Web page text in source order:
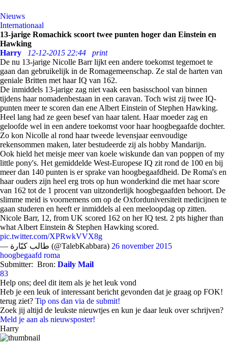
Nieuws
Internationaal
13-jarige Romachick scoort twee punten hoger dan Einstein en
Hawking
Harry
12-12-2015 22:44
print
De nu 13-jarige Nicolle Barr lijkt een andere toekomst tegemoet te
gaan dan gebruikelijk in de Romagemeenschap. Ze stal de harten van
geniale Britten met haar IQ van 162.
De inmiddels 13-jarige zag niet vaak een basisschool van binnen
tijdens haar nomadenbestaan in een caravan. Toch wist zij twee IQ-
punten meer te scoren dan ene Albert Einstein of Stephen Hawking.
Heel lang had ze geen besef van haar talent. Haar moeder zag en
geloofde wel in een andere toekomst voor haar hoogbegaafde dochter.
Zo kon Nicolle al rond haar tweede levensjaar eenvoudige
rekensommen maken, later bestudeerde zij als hobby Mandarijn.
Ook hield het meisje meer van koele wiskunde dan van poppen of my
little pony's. Het gemiddelde West-Europese IQ zit rond de 100 en bij
meer dan 140 punten is er sprake van hoogbegaafdheid. De Roma's en
haar ouders zijn heel erg trots op hun wonderkind die met haar score
van 162 tot de 1 procent van uitzonderlijk hoogbegaafden behoort. De
slimme meid is voornemens om op de Oxforduniversiteit medicijnen te
gaan studeren en heeft er inmiddels al een meeloopdag op zitten.
Nicole Barr, 12, from UK scored 162 on her IQ test. 2 pts higher than
what Albert Einstein & Stephen Hawking scored.
pic.twitter.com/XPRwkVVX8g
— طالب كبّارة (@TalebKabbara) 26 november 2015
hoogbegaafd roma
Submitter: Bron: Daily Mail
83
Help ons; deel dit item als je het leuk vond
Heb je een leuk of interessant bericht gevonden dat je graag op FOK!
terug ziet? Tip ons dan via de submit!
Zoek jij altijd de leukste nieuwtjes en kun je daar leuk over schrijven?
Meld je aan als nieuwsposter!
Harry